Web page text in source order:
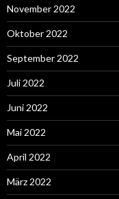
November 2022
Oktober 2022
September 2022
Juli 2022
Juni 2022
Mai 2022
April 2022
März 2022